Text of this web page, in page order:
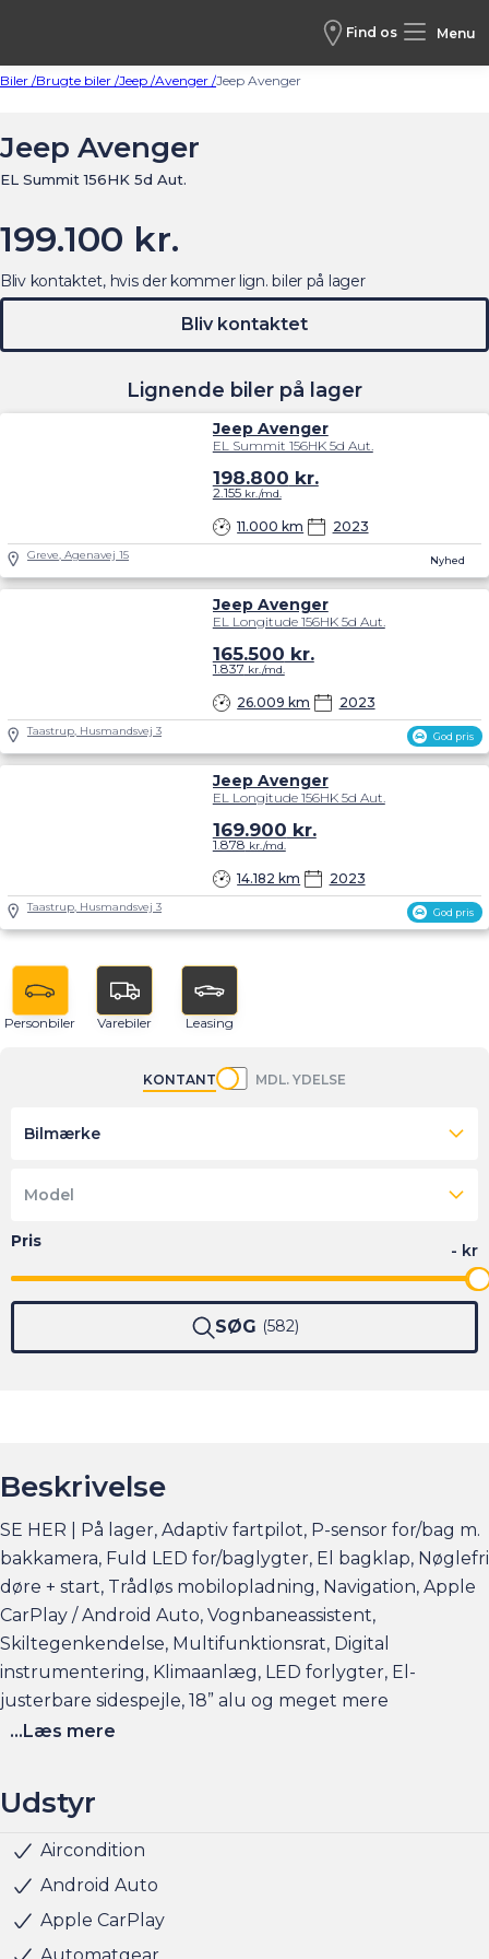
Find os Menu
Biler /Brugte biler /Jeep /Avenger /Jeep Avenger
Jeep Avenger
EL Summit 156HK 5d Aut.
199.100 kr.
Lignende biler på lager
Nyhed
Jeep Avenger
EL Summit 156HK 5d Aut.
11.000 km 2023
198.800 kr.
2.155kr./md.
Greve, Agenavej 15
God pris
Jeep Avenger
EL Longitude 156HK 5d Aut.
26.009 km 2023
165.500 kr.
1.837 kr./md.
Taastrup, Husmandsvej 3
God pris
Jeep Avenger
EL Longitude 156HK 5d Aut.
14.182 km 2023
169.900 kr.
1.878 kr./md.
Taastrup, Husmandsvej 3
Bliv kontaktet, hvis der kommer lign. biler på lager
Bliv kontaktet
Personbiler Varebiler Leasing
KONTANT MDL. YDELSE
Bilmærke
Model
SØG 582
Beskrivelse
SE HER | På lager, Adaptiv fartpilot, P-sensor for/bag m.
bakkamera, Fuld LED for/baglygter, El bagklap, Nøglefri
døre + start, Trådløs mobilopladning, Navigation, Apple
CarPlay / Android Auto, Vognbaneassistent,
Skiltegenkendelse, Multifunktionsrat, Digital
instrumentering, Klimaanlæg, LED forlygter, El-
justerbare sidespejle, 18” alu og meget mere
Hjemmeladning: 11 kw/3 faser (ca. 5,5 timer)
Hurtigladning: 100 kw (10-80% = ca. 30 min)
Se flere billeder, få et overblik over totalomkostninger
og faktorers påvirkning på rækkevidden på am.dk
...Læs mere
Udstyr
Aircondition
Android Auto
Apple CarPlay
Parkeringssensor bag
Radio
Servo
Udvendig temperaturmåler
USB stik
Alufælge
LED kørelys
LED forlygter
Kopholder
Justerbart rat
Splitbagsæde
Stofindtræk
ABS
Airbag
Antispin
ESP
Isofix
Lyssensor
5 sæder
Skiltegenkendelse
Bakkamera
Digital instrumentering
Elruder for/bag
Fartpilot adaptiv
Nøglefri døre
Nøglefri start
18" Alufælge
Vejbaneassistent
Blindvinkelassistent
Fuld LED forlygter
Tonede ruder
Mørktonede ruder bag
Trådløs mobilopladning
Elektrisk bagklap
Parkeringssensor for
Parkeringssensor for/bag